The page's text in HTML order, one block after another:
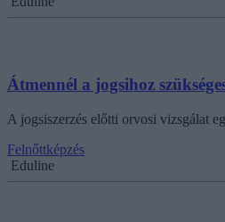
Átmennél a jogsihoz
A jogsiszerzés előtti orvosi vizsgálat
Felnőttképzés
Eduline